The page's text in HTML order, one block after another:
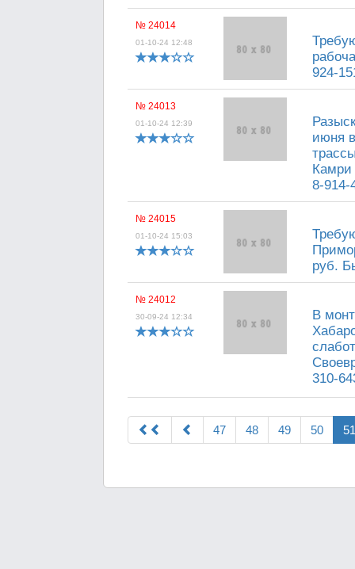
№ 24014
01-10-24 12:48
924-
№ 24013
01-10-24 12:39
июня
Камри
8-914-
№ 24015
01-10-24 15:03
руб.
№ 24012
30-09-24 12:34
В
310-
47 48 49 50 51